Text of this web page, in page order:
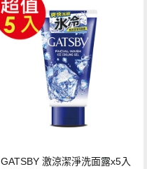
GATSBY 激涼潔淨洗面露x5入